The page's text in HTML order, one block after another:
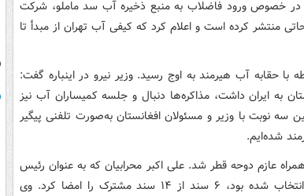
در خصوص ورود فاضلاب به منبع ذخیره آب سد ماملو، شرکت
منتشر کرده است و اعلام کرد که کیفی آب تهران از مبدأ تا
حقابه آب هیرمند به اوج رسید. وزیر نیرو در اینباره گفت:
به ایران داشت، مذاکره‌ها دنبال و جلسه کمیساران آب نیز
سه نوبت با وزیر و مسئولان افغانستان به‌صورت تلفنی پیگیر
شده‌ایم.
عازم دوحه قطر شد. علی اکبر محرابیان که به عنوان رئیس
کمیسیون اقتصادی ایران و قطر انتخاب شده بود، ۶ سند از ۱۴ سند مشترک را امضا کرد. وی